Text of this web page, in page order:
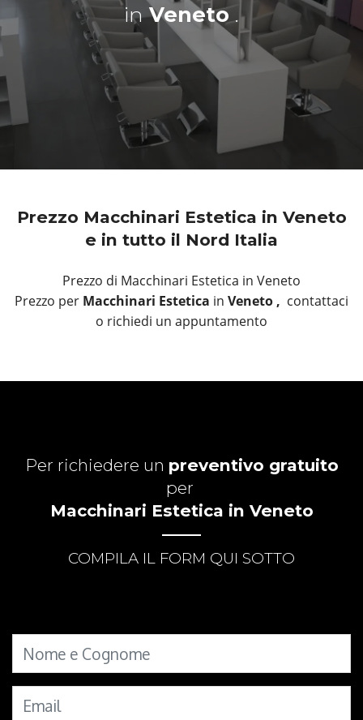
inVeneto.
Prezzo Macchinari Estetica in Veneto
e in tutto il Nord Italia
Prezzo di Macchinari Estetica in Veneto
Prezzo per Macchinari Estetica in Veneto , contattaci
o richiedi un appuntamento
Per richiedere un preventivo gratuito
per
Macchinari Estetica in Veneto
COMPILA IL FORM QUI SOTTO